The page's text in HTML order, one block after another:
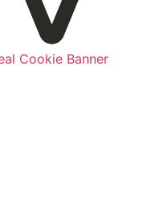
Cookie Banner